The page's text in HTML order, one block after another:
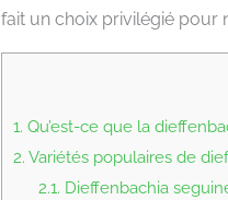
fait un choix privilégié pour
1. Qu’est-ce que la
2. Variétés populaires de
2.1. Dieffenbachia